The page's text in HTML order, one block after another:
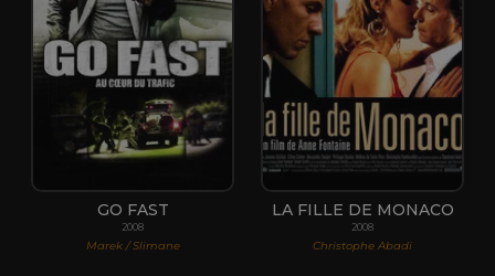
GO FAST
2008
Marek / Slimane
LA FILLE DE MONACO
2008
Christophe Abadi